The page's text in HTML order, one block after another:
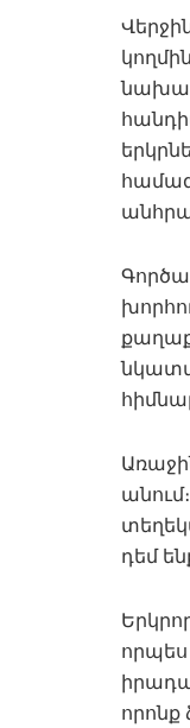
դեմ
որոնք